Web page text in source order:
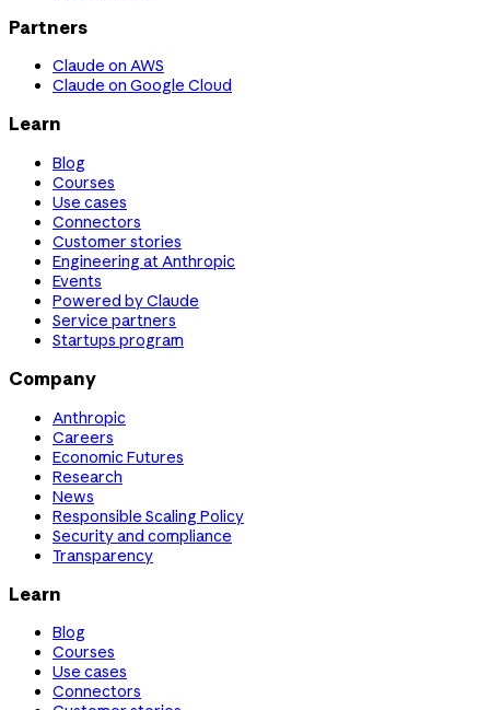
Partners
Claude on AWS
Claude on Google Cloud
Learn
Blog
Courses
Use cases
Connectors
Customer stories
Engineering at Anthropic
Events
Powered by Claude
Service partners
Startups program
Company
Anthropic
Careers
Economic Futures
Research
News
Responsible Scaling Policy
Security and compliance
Transparency
Learn
Blog
Courses
Use cases
Connectors